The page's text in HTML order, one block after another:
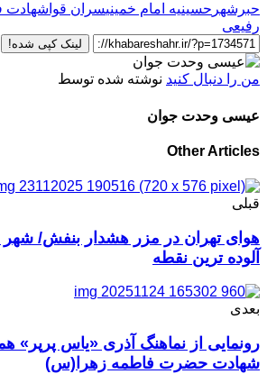
حبرشهر حسینیه امام خمینیسران قوا شهادت
رفیعی
لینک کپی شده!
من را دنبال کنید نوشته شده توسط
عیسی وحدت جوان
Other Articles
قبلی
آلوده ترین نقطه
بعدی
رونمایی از نماهنگ آذری «یاس پرپر»
شهادت حضرت فاطمه زهرا(س)